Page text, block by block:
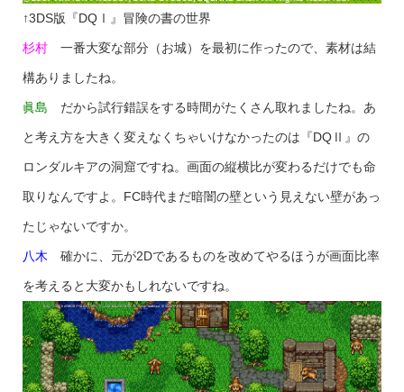
↑3DS版『DQⅠ』冒険の書の世界
杉村一番大変な部分（お城）を最初に作ったので、素材は結
構ありましたね。
眞島 だから試行錯誤をする時間がたくさん取れましたね。あ
と考え方を大きく変えなくちゃいけなかったのは『DQⅡ』の
ロンダルキアの洞窟ですね。画面の縦横比が変わるだけでも命
取りなんですよ。FC時代まだ暗闇の壁という見えない壁があっ
たじゃないですか。
八木 確かに、元が2Dであるものを改めてやるほうが画面比率
を考えると大変かもしれないですね。